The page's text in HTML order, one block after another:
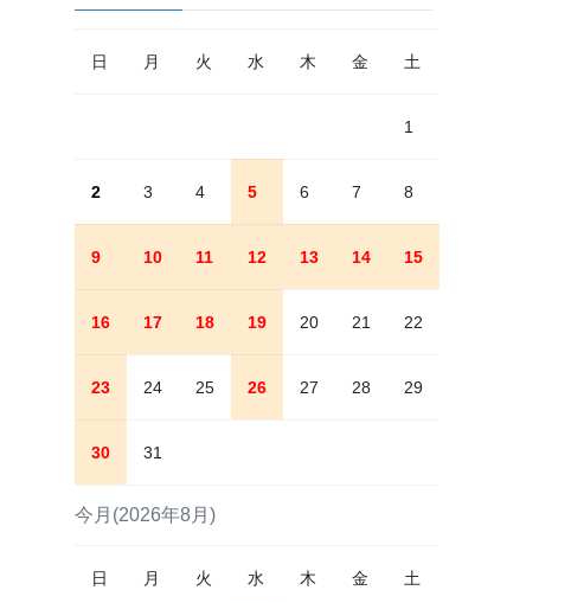
今月(2026年8月)
日 月 火 水 木 金 土
1
2 3 4 5 6 7 8
9 10 11 12 13 14 15
16 17 18 19 20 21 22
23 24 25 26 27 28 29
30 31
日 月 火 水 木 金 土